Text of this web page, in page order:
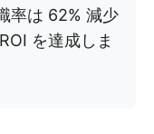
率は 62% 減少
を達成しま